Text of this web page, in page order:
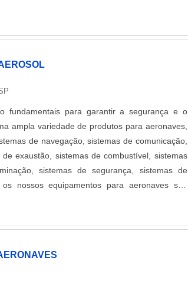
segura e precisa de qualquer aeronave.
fundamentais para garantir a segurança e o
ampla variedade de produtos para aeronaves,
de navegação, sistemas de comunicação,
exaustão, sistemas de combustível, sistemas
sistemas de segurança, sistemas de
nossos equipamentos para aeronaves são
e são projetados para atender às mais
produtos são testados e certificados para
voos.